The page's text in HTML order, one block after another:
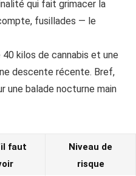
qui fait grimacer la
fusillades — le
kilos de cannabis et une
descente récente. Bref,
une balade nocturne main
faut
Niveau de
risque